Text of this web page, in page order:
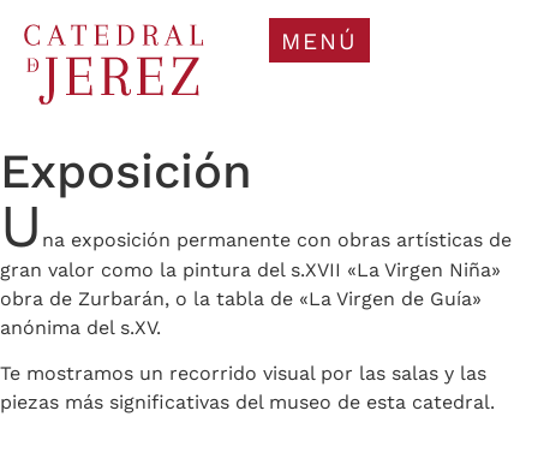
MENÚ
Exposición
U na exposición permanente con obras artísticas de
gran valor como la pintura del s.XVII «La Virgen Niña»
obra de Zurbarán, o la tabla de «La Virgen de Guía»
anónima del s.XV.
Te mostramos un recorrido visual por las salas y las
piezas más significativas del museo de esta catedral.